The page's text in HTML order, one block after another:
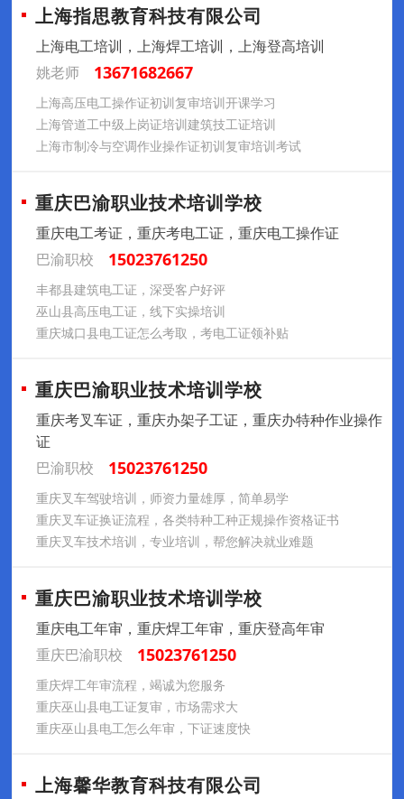
上海指思教育科技有限公司
上海电工培训，上海焊工培训，上海登高培训
姚老师
13671682667
上海高压电工操作证初训复审培训开课学习
上海管道工中级上岗证培训建筑技工证培训
上海市制冷与空调作业操作证初训复审培训考试
重庆巴渝职业技术培训学校
重庆电工考证，重庆考电工证，重庆电工操作证
巴渝职校
15023761250
丰都县建筑电工证，深受客户好评
巫山县高压电工证，线下实操培训
重庆城口县电工证怎么考取，考电工证领补贴
重庆巴渝职业技术培训学校
重庆考叉车证，重庆办架子工证，重庆办特种作业操作
证
巴渝职校
15023761250
重庆叉车驾驶培训，师资力量雄厚，简单易学
重庆叉车证换证流程，各类特种工种正规操作资格证书
重庆叉车技术培训，专业培训，帮您解决就业难题
重庆巴渝职业技术培训学校
重庆电工年审，重庆焊工年审，重庆登高年审
重庆巴渝职校
15023761250
重庆焊工年审流程，竭诚为您服务
重庆巫山县电工证复审，市场需求大
重庆巫山县电工怎么年审，下证速度快
上海馨华教育科技有限公司